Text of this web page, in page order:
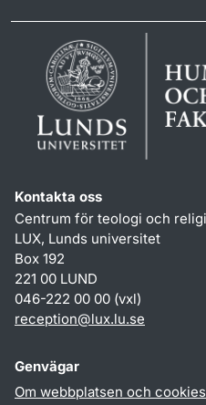
Kontakta oss
Centrum för teologi och
LUX, Lunds universitet
Box 192
221 00 LUND
046-222 00 00 (vxl)
reception@lux.lu.se
Genvägar
Om webbplatsen och cookies